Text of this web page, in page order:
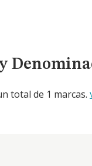
Comerciales
total de 1 marcas.